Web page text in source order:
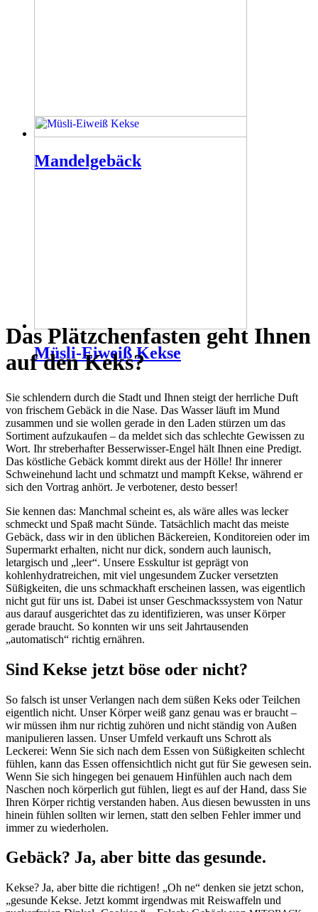
Mandelgebäck
Müsli-Eiweiß Kekse
Das Plätzchenfasten geht Ihnen
auf den Keks?
Sie schlendern durch die Stadt und Ihnen steigt der herrliche Duft
von frischem Gebäck in die Nase. Das Wasser läuft im Mund
zusammen und sie wollen gerade in den Laden stürzen um das
Sortiment aufzukaufen – da meldet sich das schlechte Gewissen zu
Wort. Ihr streberhafter Besserwisser-Engel hält Ihnen eine Predigt.
Das köstliche Gebäck kommt direkt aus der Hölle! Ihr innerer
Schweinehund lacht und schmatzt und mampft Kekse, während er
sich den Vortrag anhört. Je verbotener, desto besser!
Sie kennen das: Manchmal scheint es, als wäre alles was lecker
schmeckt und Spaß macht Sünde. Tatsächlich macht das meiste
Gebäck, dass wir in den üblichen Bäckereien, Konditoreien oder im
Supermarkt erhalten, nicht nur dick, sondern auch launisch,
letargisch und „leer“. Unsere Esskultur ist geprägt von
kohlenhydratreichen, mit viel ungesundem Zucker versetzten
Süßigkeiten, die uns schmackhaft erscheinen lassen, was eigentlich
nicht gut für uns ist. Dabei ist unser Geschmackssystem von Natur
aus darauf ausgerichtet das zu identifizieren, was unser Körper
gerade braucht. So konnten wir uns seit Jahrtausenden
„automatisch“ richtig ernähren.
Sind Kekse jetzt böse oder nicht?
So falsch ist unser Verlangen nach dem süßen Keks oder Teilchen
eigentlich nicht. Unser Körper weiß ganz genau was er braucht –
wir müssen ihm nur richtig zuhören und nicht ständig von Außen
manipulieren lassen. Unser Umfeld verkauft uns Schrott als
Leckerei: Wenn Sie sich nach dem Essen von Süßigkeiten schlecht
fühlen, kann das Essen offensichtlich nicht gut für Sie gewesen sein.
Wenn Sie sich hingegen bei genauem Hinfühlen auch nach dem
Naschen noch körperlich gut fühlen, liegt es auf der Hand, dass Sie
Ihren Körper richtig verstanden haben. Aus diesen bewussten in uns
hinein fühlen sollten wir lernen, statt den selben Fehler immer und
immer zu wiederholen.
Gebäck? Ja, aber bitte das gesunde.
Kekse? Ja, aber bitte die richtigen! „Oh ne“ denken sie jetzt schon,
„gesunde Kekse. Jetzt kommt irgendwas mit Reiswaffeln und